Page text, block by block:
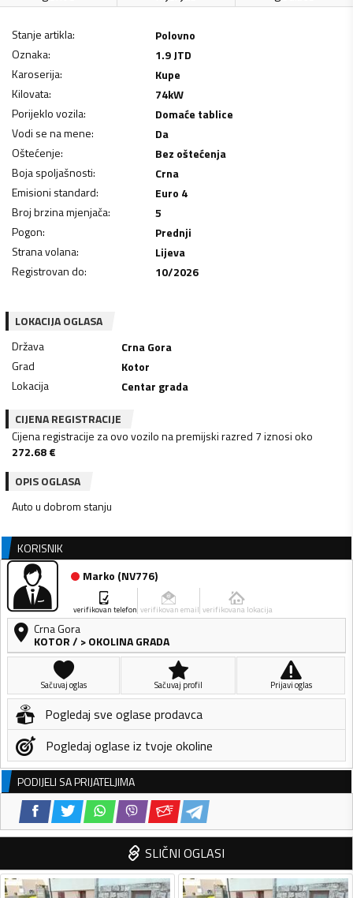
Stanje artikla:
Polovno
Oznaka:
1.9 JTD
Karoserija:
Kupe
Kilovata: 74kW
Porijeklo vozila:
Domaće tablice
Vodi se na mene:
Da
Oštećenje:
Bez oštećenja
Boja spoljašnosti:
Crna
Emisioni standard:
Euro 4
Broj brzina mjenjača:
5
Pogon:
Prednji
Strana volana:
Lijeva
Registrovan do: 10/2026
LOKACIJA OGLASA
Država
Crna Gora
Grad
Kotor
Lokacija
Centar grada
CIJENA REGISTRACIJE
Cijena registracije za ovo vozilo na premijski razred 7 iznosi oko
272.68€
OPIS OGLASA
Auto u dobrom stanju
KORISNIK
Marko (NV776)
verifikovan telefon verifikovan email verifikovana lokacija
Crna Gora
KOTOR/ > OKOLINA GRADA
Sačuvaj oglas Sačuvaj profil Prijavi oglas
Pogledaj sve oglase prodavca
Pogledaj oglase iz tvoje okoline
PODIJELI SA PRIJATELJIMA
SLIČNI OGLASI